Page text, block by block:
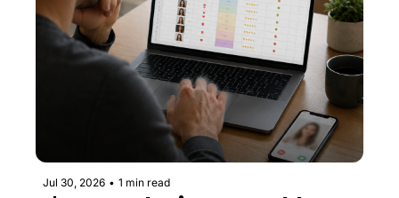
Jul 30, 2026 • 1 min read